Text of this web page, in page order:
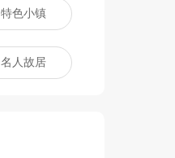
特色小镇
名人故居